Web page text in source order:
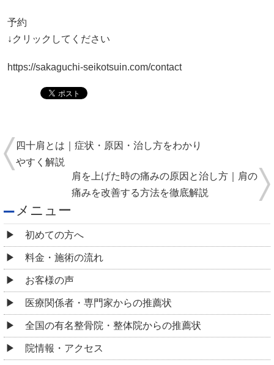
予約
↓クリックしてください
https://sakaguchi-seikotsuin.com/contact
四十肩とは｜症状・原因・治し方をわかり
やすく解説
肩を上げた時の痛みの原因と治し方｜肩の
痛みを改善する方法を徹底解説
メニュー
初めての方へ
料金・施術の流れ
お客様の声
医療関係者・専門家からの推薦状
全国の有名整骨院・整体院からの推薦状
院情報・アクセス